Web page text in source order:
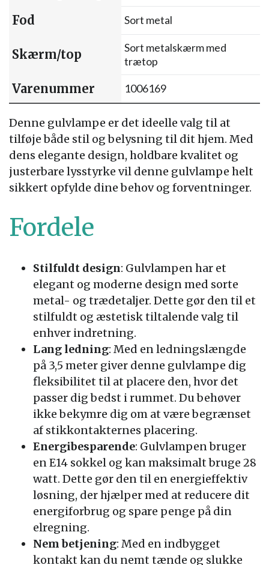
Fod Sort metal
Skærm/top
Sort metalskærm med
trætop
Varenummer 1006169
Denne gulvlampe er det ideelle valg til at
tilføje både stil og belysning til dit hjem. Med
dens elegante design, holdbare kvalitet og
justerbare lysstyrke vil denne gulvlampe helt
sikkert opfylde dine behov og forventninger.
Fordele
Stilfuldt design: Gulvlampen har et
elegant og moderne design med sorte
metal- og trædetaljer. Dette gør den til et
stilfuldt og æstetisk tiltalende valg til
enhver indretning.
Lang ledning: Med en ledningslængde
på 3,5 meter giver denne gulvlampe dig
fleksibilitet til at placere den, hvor det
passer dig bedst i rummet. Du behøver
ikke bekymre dig om at være begrænset
af stikkontakternes placering.
Energibesparende: Gulvlampen bruger
en E14 sokkel og kan maksimalt bruge 28
watt. Dette gør den til en energieffektiv
løsning, der hjælper med at reducere dit
energiforbrug og spare penge på din
elregning.
Nem betjening: Med en indbygget
kontakt kan du nemt tænde og slukke